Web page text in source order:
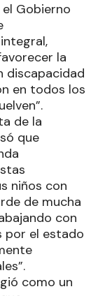
Gobierno
la
discapacidad
en todos los
de la
que
niños con
de mucha
con
por el estado
como un